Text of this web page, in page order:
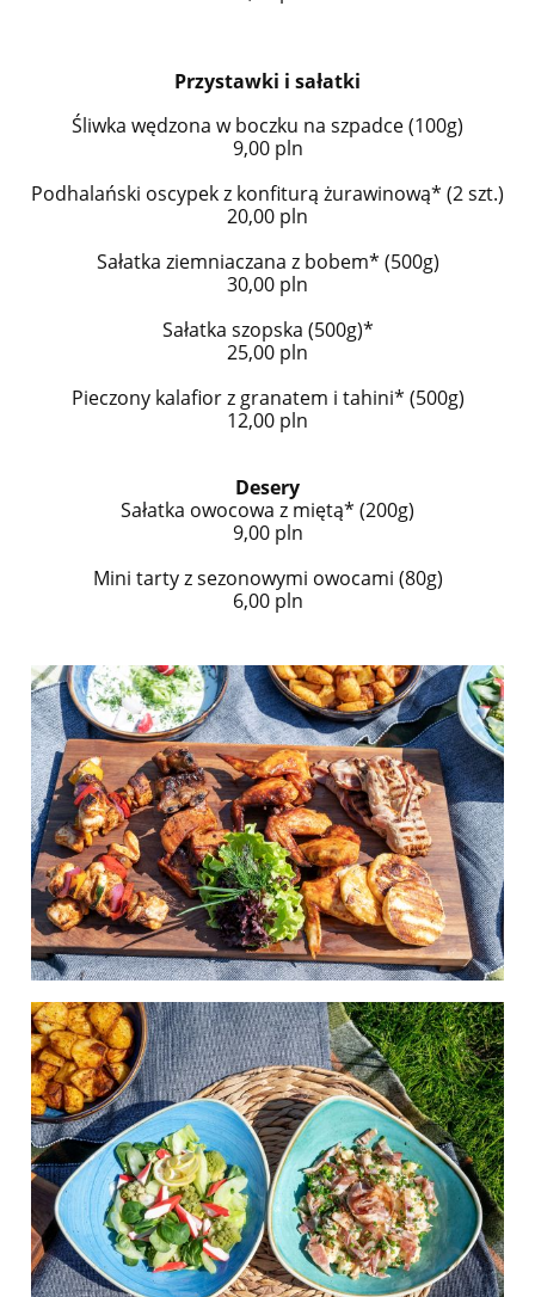
Przystawki i sałatki
Śliwka wędzona w boczku na szpadce (100g)
9,00 pln
Podhalański oscypek z konfiturą żurawinową* (2 szt.)
20,00 pln
Sałatka ziemniaczana z bobem* (500g)
30,00 pln
Sałatka szopska (500g)*
25,00 pln
Pieczony kalafior z granatem i tahini* (500g)
12,00 pln
Desery
Sałatka owocowa z miętą* (200g)
9,00 pln
Mini tarty z sezonowymi owocami (80g)
6,00 pln